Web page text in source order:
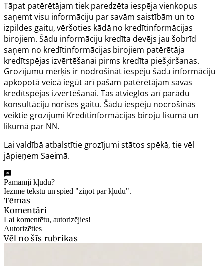
Tāpat patērētājam tiek paredzēta iespēja vienkopus
saņemt visu informāciju par savām saistībām un to
izpildes gaitu, vēršoties kādā no kredītinformācijas
birojiem. Šādu informāciju kredīta devējs jau šobrīd
saņem no kredītinformācijas birojiem patērētāja
kredītspējas izvērtēšanai pirms kredīta piešķiršanas.
Grozījumu mērķis ir nodrošināt iespēju šādu informāciju
apkopotā veidā iegūt arī pašam patērētājam savas
kredītspējas izvērtēšanai. Tas atvieglos arī parādu
konsultāciju norises gaitu. Šādu iespēju nodrošinās
veiktie grozījumi Kredītinformācijas biroju likumā un
likumā par NN.
Lai valdībā atbalstītie grozījumi stātos spēkā, tie vēl
jāpieņem Saeimā.
Pamanīji kļūdu?
Iezīmē tekstu un spied "ziņot par kļūdu".
Tēmas
Komentāri
Lai komentētu, autorizējies!
Autorizēties
Vēl no šīs rubrikas